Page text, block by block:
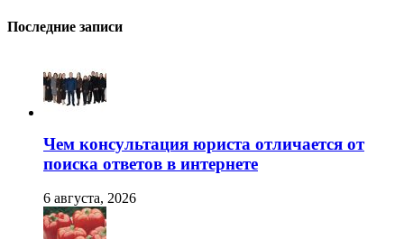
Последние записи
Чем консультация юриста отличается от
поиска ответов в интернете
6 августа, 2026